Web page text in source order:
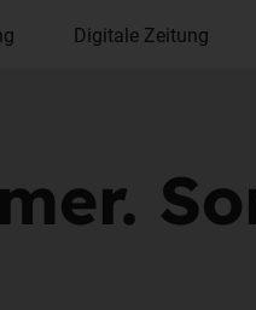
Digitale Zeitung